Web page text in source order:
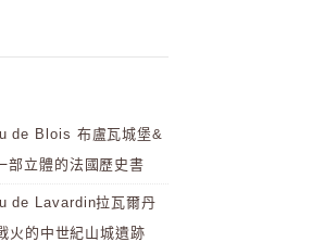
de Blois 布盧瓦城堡&
部立體的法國歷史書
de Lavardin拉瓦爾丹
火的中世紀山城遺跡